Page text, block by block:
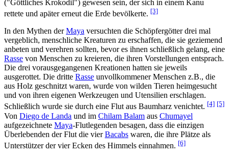
("Göttliches Krokodil") gewesen sein, der sich in einem Kanu
rettete und apäter erneut die Erde bevölkerte. [3]
In den Mythen derMaya versuchten die Schöpfergötter drei mal
vergeblich, menschliche Kreaturen zu erschaffen, die sie geziemend
anbeten und verehren sollten, bevor es ihnen schließlich gelang, eine
Rasse von Menschen zu kreieren, die ihren Vorstellungen entsprach.
Die drei vorausgegangenen Kreationen hatten sie jeweils
ausgerottet. Die dritte Rasse unvollkommener Menschen z.B., die
aus Holz geschnitzt waren, wurde von wilden Tieren heimgesucht
und von ihren eigenen Werkzeugen und Utensilien erschlagen.
Schließlich wurde sie durch eine Flut aus Baumharz venichtet. [4] [5]
Von Diego de Landa und im Chilam Balam aus Chumayel
aufgezeichnete Maya-Flutlegenden besagen, dass die einzigen
Überlebenden der Flut die vierBacabs waren, die ihre Plätze als
Unterstützer der vier Ecken des Himmels einnahmen. [6]